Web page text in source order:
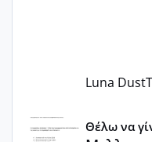
Luna Dust
Μελλοντικές
Θέλω να